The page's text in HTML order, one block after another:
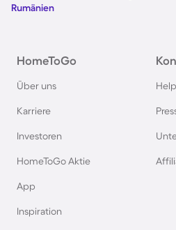
Pensionen in Oberstdorf
Pensionen in Schweden
Pensionen in Holland
Rumänien
HomeToGo
Über uns
Karriere
Investoren
HomeToGo Aktie
App
Inspiration